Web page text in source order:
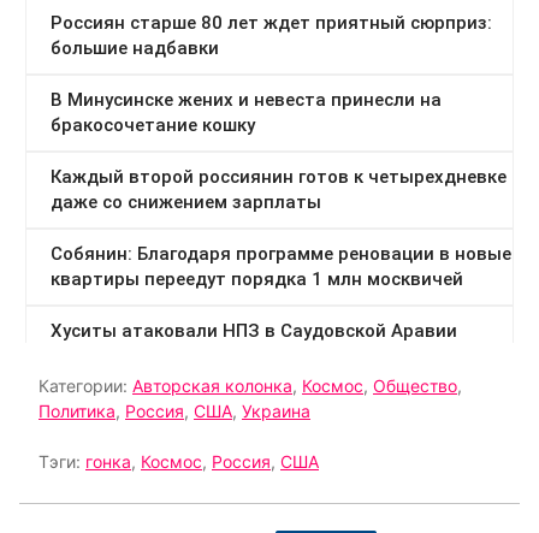
Категории: Авторская колонка, Космос, Общество,
Политика, Россия, США, Украина
Тэги: гонка, Космос, Россия, США